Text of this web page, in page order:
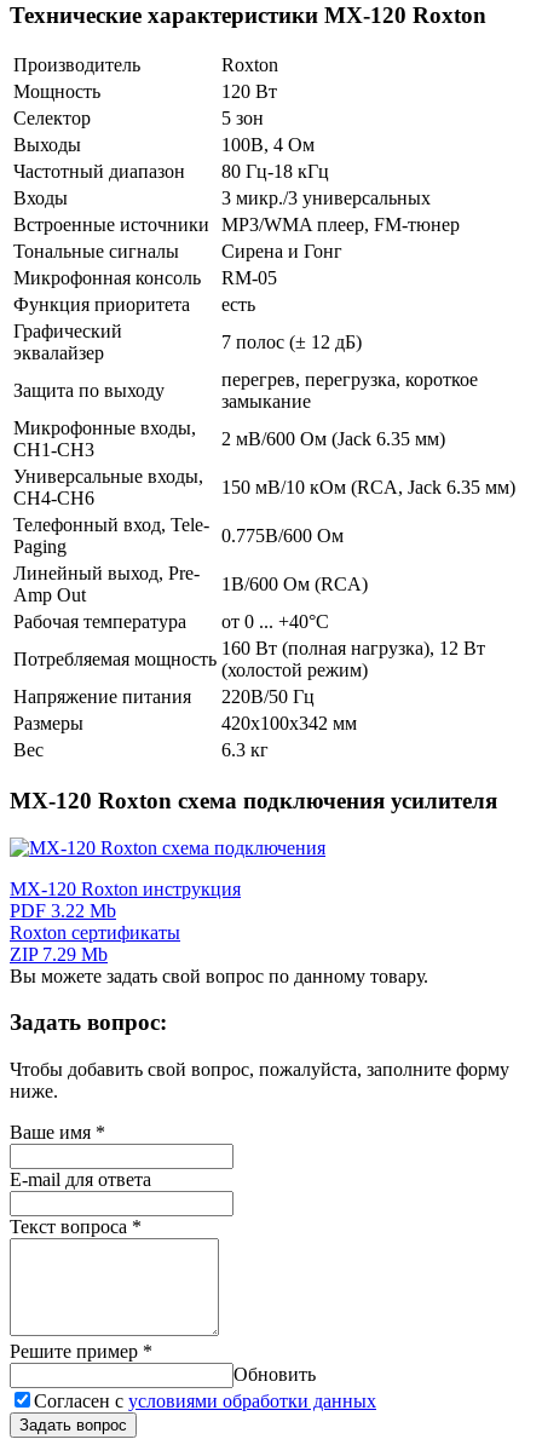
Технические характеристики MX-120 Roxton
Производитель
Roxton
Мощность
120 Вт
Селектор
5 зон
Выходы
100В, 4 Ом
Частотный диапазон
80 Гц-18 кГц
Входы
3 микр./3 универсальных
Встроенные источники
MP3/WMA плеер, FM-тюнер
Тональные сигналы
Сирена и Гонг
Микрофонная консоль
RM-05
Функция приоритета
есть
Графический
эквалайзер
7 полос (± 12 дБ)
Защита по выходу
перегрев, перегрузка, короткое
замыкание
Микрофонные входы,
CH1-CH3
2 мВ/600 Ом (Jack 6.35 мм)
Универсальные входы,
CH4-CH6
150 мВ/10 кОм (RCA, Jack 6.35 мм)
Телефонный вход, Tele-
Paging
0.775В/600 Ом
Линейный выход, Pre-
Amp Out
1В/600 Ом (RCA)
Рабочая температура
от 0 ... +40°С
Потребляемая мощность
160 Вт (полная нагрузка), 12 Вт
(холостой режим)
Напряжение питания
220В/50 Гц
Размеры
420х100х342 мм
Вес
6.3 кг
MX-120 Roxton схема подключения усилителя
MX-120 Roxton инструкция
PDF 3.22 Mb
Roxton сертификаты
ZIP 7.29 Mb
Вы можете задать свой вопрос по данному товару.
Задать вопрос:
Чтобы добавить свой вопрос, пожалуйста, заполните форму
ниже.
Ваше имя *
E-mail для ответа
Текст вопроса *
Решите пример *
Обновить
Согласен с условиями обработки данных
Задать вопрос